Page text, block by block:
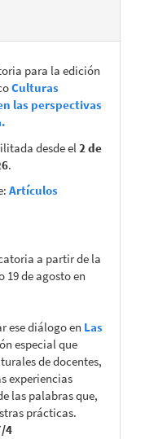
para la edición
Culturas
las perspectivas
desde el2 de
.
Artículos
a partir de la
19 de agosto en
ese diálogo en Las
especial que
de docentes,
experiencias
las palabras que,
prácticas.
4